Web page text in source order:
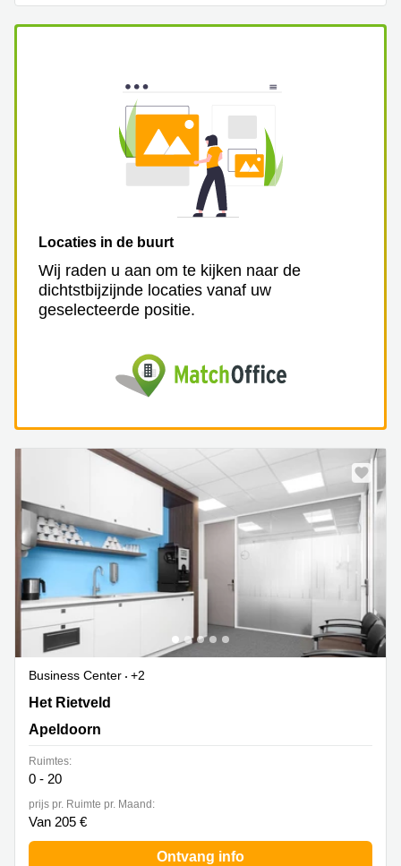
Kantoor
Huren
in
Hengelo
Locaties in de buurt
Wij raden u aan om te kijken naar de
dichtstbijzijnde locaties vanaf uw
geselecteerde positie.
Business Center
+2
Het Rietveld 55A, Apeldoorn
Het Rietveld
Apeldoorn
Ruimtes:
0 - 20
prijs pr. Ruimte pr. Maand:
Van 205 €
Ontvang info